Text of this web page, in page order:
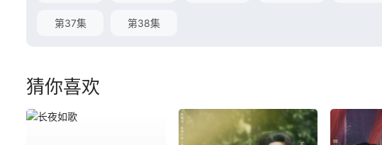
第37集 第38集
猜你喜欢